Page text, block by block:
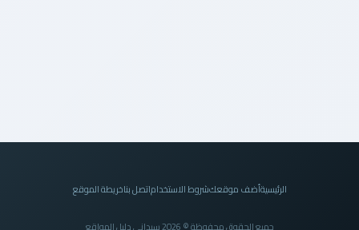
الرئيسيةأضف موقعكشروط الاستخداماتصل بناخريطة الموقع
جميع الحقوق محفوظة © 2026 سيداني دليل المواقع